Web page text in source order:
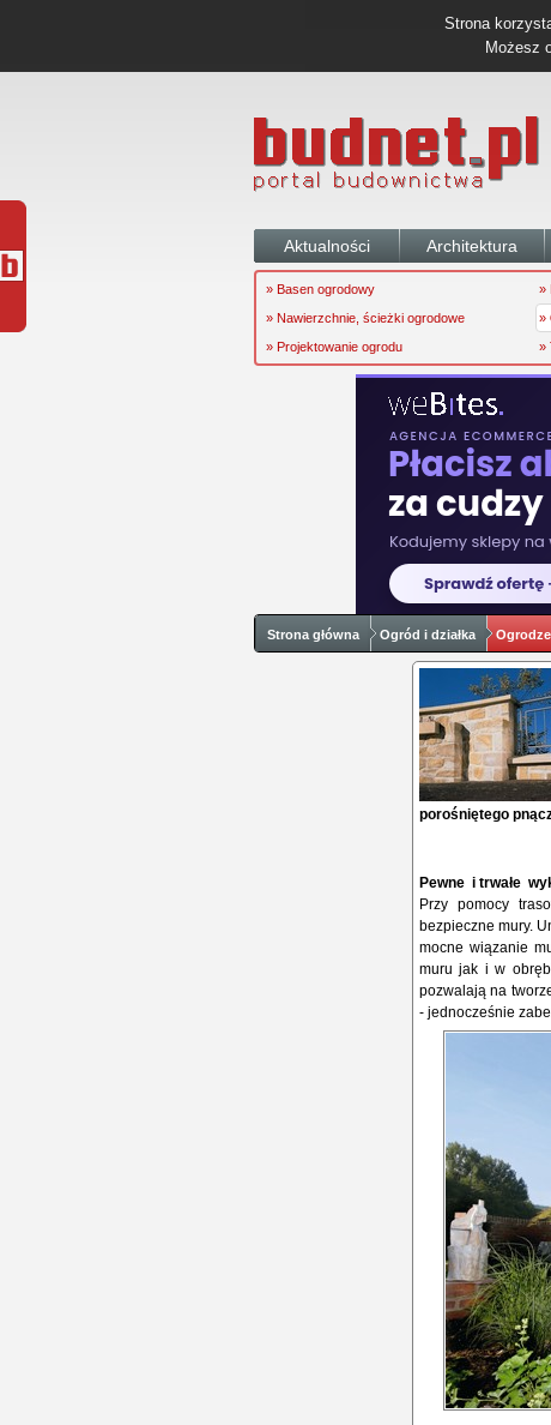
Strona
Możesz
Aktualności Architektura
» Basen ogrodowy »
» Nawierzchnie, ścieżki ogrodowe
»
» Projektowanie ogrodu
»
Strona główna Ogród i działka
porośniętego
Pewne i trwałe
Przy pomocy
bezpieczne mury.
mocne wiązanie
muru jak i w
pozwalają na
- jednocześnie